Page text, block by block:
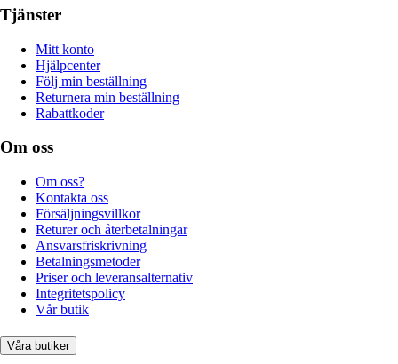
Tjänster
Mitt konto
Hjälpcenter
Följ min beställning
Returnera min beställning
Rabattkoder
Om oss
Om oss?
Kontakta oss
Försäljningsvillkor
Returer och återbetalningar
Ansvarsfriskrivning
Betalningsmetoder
Priser och leveransalternativ
Integritetspolicy
Vår butik
Våra butiker